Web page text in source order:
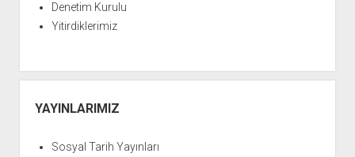
Denetim Kurulu
Yitirdiklerimiz
YAYINLARIMIZ
Sosyal Tarih Yayınları